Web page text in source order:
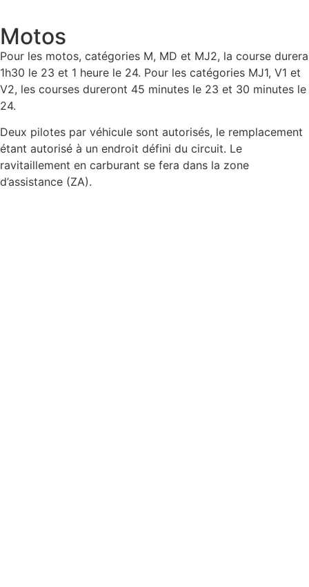
Motos
Pour les motos, catégories M, MD et MJ2, la course durera
1h30 le 23 et 1 heure le 24. Pour les catégories MJ1, V1 et
V2, les courses dureront 45 minutes le 23 et 30 minutes le
24.
Deux pilotes par véhicule sont autorisés, le remplacement
étant autorisé à un endroit défini du circuit. Le
ravitaillement en carburant se fera dans la zone
d’assistance (ZA).